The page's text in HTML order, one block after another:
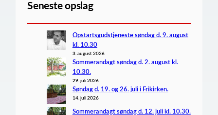
Seneste opslag
Opstartsgudstjeneste søndag d. 9. august
kl. 10.30
3. august 2026
Sommerandagt søndag d. 2. august kl.
10.30.
29. juli 2026
Søndag d. 19. og 26. juli i Frikirken.
14. juli 2026
Sommerandagt søndag d. 12. juli kl. 10.30.